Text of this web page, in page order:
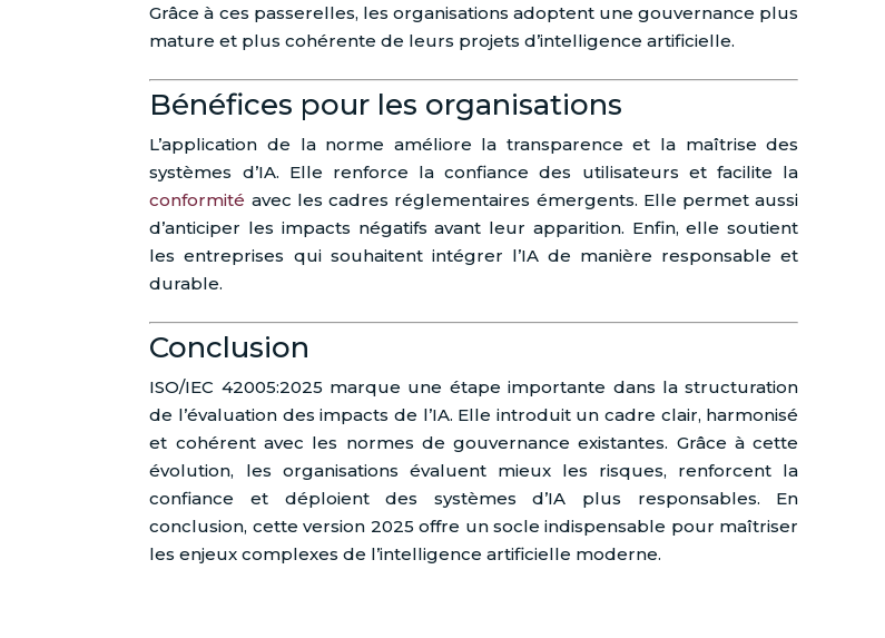
Grâce à ces passerelles, les organisations adoptent une gouvernance plus
mature et plus cohérente de leurs projets d’intelligence artificielle.
Bénéfices pour les organisations
L’application de la norme améliore la transparence et la maîtrise des
systèmes d’IA. Elle renforce la confiance des utilisateurs et facilite la
conformité avec les cadres réglementaires émergents. Elle permet aussi
d’anticiper les impacts négatifs avant leur apparition. Enfin, elle soutient
les entreprises qui souhaitent intégrer l’IA de manière responsable et
durable.
Conclusion
ISO/IEC 42005:2025 marque une étape importante dans la structuration
de l’évaluation des impacts de l’IA. Elle introduit un cadre clair, harmonisé
et cohérent avec les normes de gouvernance existantes. Grâce à cette
évolution, les organisations évaluent mieux les risques, renforcent la
confiance et déploient des systèmes d’IA plus responsables. En
conclusion, cette version 2025 offre un socle indispensable pour maîtriser
les enjeux complexes de l’intelligence artificielle moderne.